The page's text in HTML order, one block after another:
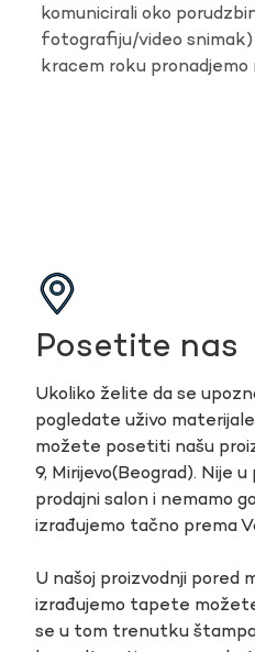
komunicirali oko
fotografiju/video
kracem roku pronadjemo
Posetite nas
Ukoliko želite da se
pogledate uživo
možete posetiti našu
9, Mirijevo(Beograd). Nije
prodajni salon i nemamo
izrađujemo tačno prema
U našoj proizvodnji pored
izrađujemo tapete
se u tom trenutku